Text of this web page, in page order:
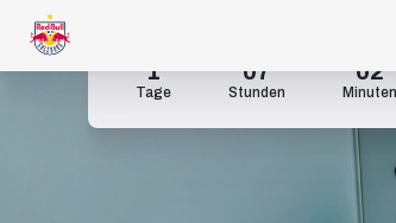
1
Tage
07
Stunden
02
Minuten